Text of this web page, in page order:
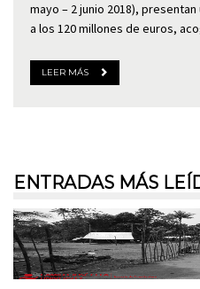
mayo – 2 junio 2018),
a los 120 millones de euros,
LEER MÁS
ENTRADAS MÁS